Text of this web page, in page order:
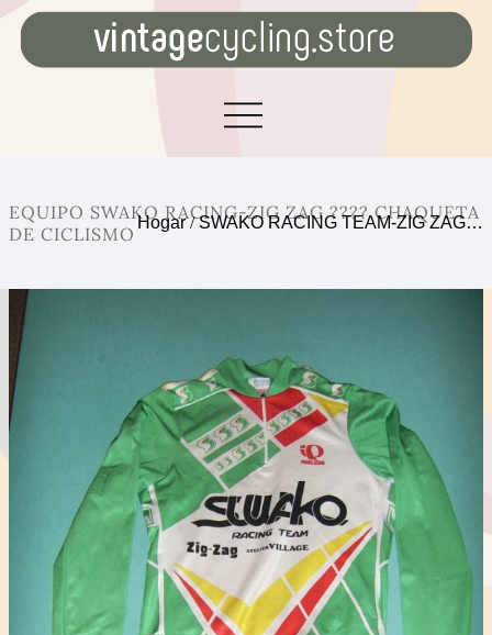
EQUIPO SWAKO RACING-ZIG ZAG ???? CHAQUETA
DE CICLISMO
Hogar/SWAKO RACING TEAM-ZIG ZAG…